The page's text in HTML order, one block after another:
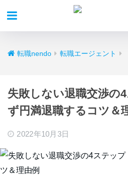
転職nendo 転職エージェント
失敗しない退職交渉の
ず円満退職するコツ＆
2022年10月3日